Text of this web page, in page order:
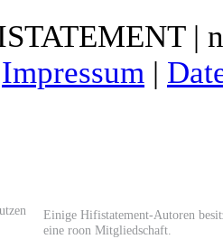
|
Impressum |
Einige Hifistatement-Autoren
eine roon Mitgliedschaft.